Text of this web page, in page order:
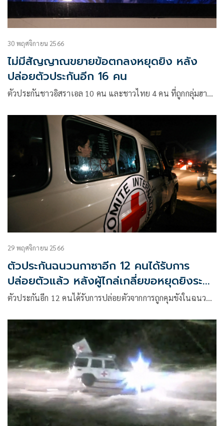
30 พฤศจิกายน 2566
ไม่มีสัญญาณขยายข้อตกลงหยุดยิง หลัง
ปล่อยตัวประกันอีก 16 คน
ตัวประกันชาวอิสราเอล 10 คน และชาวไทย 4 คน ที่ถูกกลุ่มฮา…
29 พฤศจิกายน 2566
ตัวประกันฉนวนกาซาอีก 12 คนได้รับการ
ปล่อยตัวแล้ว หลังผู้ไกล่เกลี่ยขอหยุดยิงระยะ
ยาว
ตัวประกันอีก 12 คนได้รับการปล่อยตัวจากการถูกคุมขังในฉนว…